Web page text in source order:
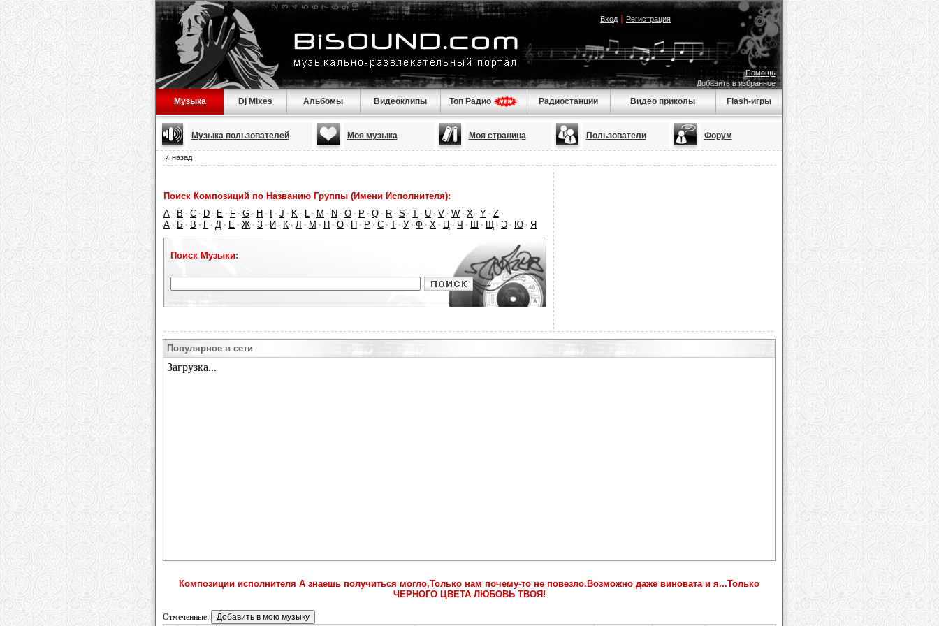
Вход| Регистрация
Помощь
Добавить в избранное
Музыка Dj Mixes Альбомы Видеоклипы Топ Радио Радиостанции Видео приколы Flash-игры
Музыка пользователей Моя музыка Моя страница Пользователи Форум
назад
Поиск Композиций по Названию Группы (Имени Исполнителя):
A · B · C · D · E · F · G · H · · J · K · L · M · N · O · P · Q · R · S · T · U · V · W · X · Y · Z
А · Б · В · Г · Д · Е · Ж · З · И · К · Л · М · Н · О · П · Р · С · Т · У · Ф · Х · Ц · Ч · Ш · Щ · Э · Ю · Я
Поиск Музыки:
Популярное в сети
Композиции исполнителя А знаешь получиться могло,Только нам почему-то не повезло.Возможно даже виновата и я...Только
ЧЕРНОГО ЦВЕТА ЛЮБОВЬ ТВОЯ!
Отмеченные: